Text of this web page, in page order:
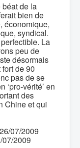
béat de la
bien de
économique,
syndical.
La
peu de
désormais
de 90
pas de se
‘pro-vérité’ en
des
Chine et qui
07/2009